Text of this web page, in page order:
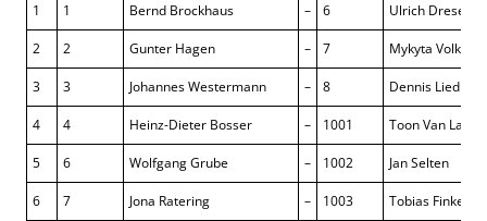
1 1 Bernd Brockhaus – 6 Ulrich Dresen
2 2 Gunter Hagen – 7 Mykyta Volkov
3 3 Johannes Westermann – 8 Dennis
4 4 Heinz-Dieter Bosser – 1001 Toon Van Lanen
5 6 Wolfgang Grube – 1002 Jan Selten
6 7 Jona Ratering – 1003 Tobias Finke